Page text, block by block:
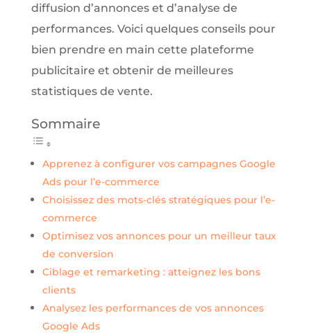
diffusion d’annonces et d’analyse de
performances. Voici quelques conseils pour
bien prendre en main cette plateforme
publicitaire et obtenir de meilleures
statistiques de vente.
Sommaire
Apprenez à configurer vos campagnes Google
Ads pour l’e-commerce
Choisissez des mots-clés stratégiques pour l’e-
commerce
Optimisez vos annonces pour un meilleur taux
de conversion
Ciblage et remarketing : atteignez les bons
clients
Analysez les performances de vos annonces
Google Ads